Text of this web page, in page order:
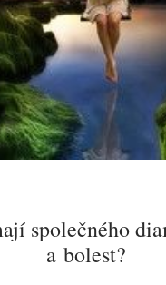
společného
a bolest?